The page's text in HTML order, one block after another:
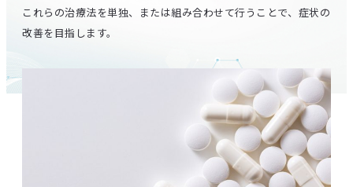
これらの治療法を単独、または組み合わせて行うことで、症状の
改善を目指します。